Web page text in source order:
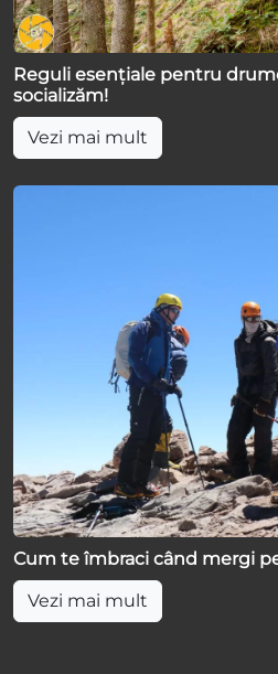
Reguli esențiale pentru
socializăm!
Vezi mai mult
Cum te îmbraci când mergi
Vezi mai mult